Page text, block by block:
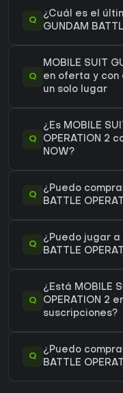
Q
¿Cuál es el
GUNDAM
Q
MOBILE SUIT
en oferta y con
un solo lugar
Q
¿Es MOBILE
OPERATION 2
NOW?
Q
¿Puedo
BATTLE
Q
¿Puedo jugar a
BATTLE
Q
¿Está MOBILE
OPERATION 2
suscripciones?
Q
¿Puedo
BATTLE